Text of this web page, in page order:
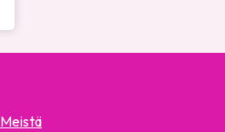
Meistä